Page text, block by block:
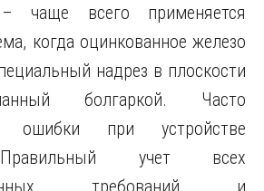
чаще всего применяется
когда оцинкованное железо
надрез в плоскости
болгаркой. Часто
ошибки при устройстве
учет всех
требований и